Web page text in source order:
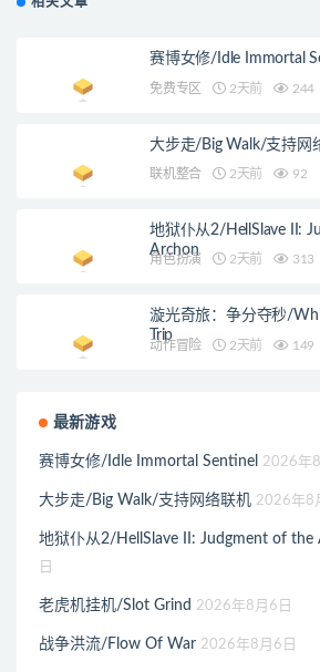
赛博女修/Idle Immortal
免费专区 2天前 244
大步走/Big Walk/支持网
联机整合 2天前 92
地狱仆从2/HellSlave II:
Archon
角色扮演 2天前 313
漩光奇旅：争分夺秒/
Trip
动作冒险 2天前 149
最新游戏
赛博女修/Idle Immortal Sentinel 2026年
大步走/Big Walk/支持网络联机 2026年8
地狱仆从2/HellSlave II: Judgment of the
日
老虎机挂机/Slot Grind 2026年8月6日
战争洪流/Flow Of War 2026年8月6日